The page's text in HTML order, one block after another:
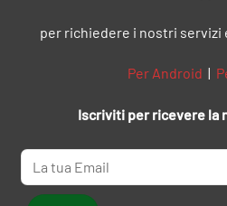
per richiedere i nostri servizi
Per Android |
Iscriviti per ricevere la